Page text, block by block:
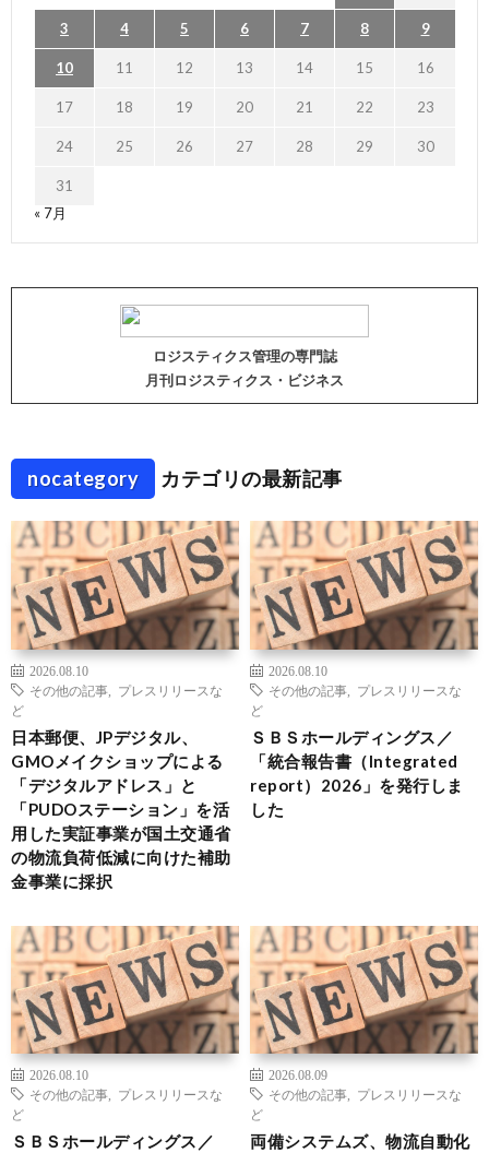
3 4 5 6 7 8 9
10 11 12 13 14 15 16
17 18 19 20 21 22 23
24 25 26 27 28 29 30
31
« 7月
ロジスティクス管理の専門誌
月刊ロジスティクス・ビジネス
nocategory カテゴリの最新記事
2026.08.10
その他の記事
プレスリリースな
ど
日本郵便、JPデジタル、
GMOメイクショップによる
「デジタルアドレス」と
「PUDOステーション」を活
用した実証事業が国土交通省
の物流負荷低減に向けた補助
金事業に採択
2026.08.10
その他の記事
プレスリリースな
ど
ＳＢＳホールディングス／
「統合報告書（Integrated
report）2026」を発行しま
した
2026.08.10
その他の記事
プレスリリースな
ど
ＳＢＳホールディングス／
2026.08.09
その他の記事
プレスリリースな
ど
両備システムズ、物流自動化